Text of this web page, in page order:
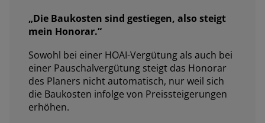
„Die Baukosten sind gestiegen, also steigt
mein Honorar.“
Sowohl bei einer HOAI-Vergütung als auch bei
einer Pauschalvergütung steigt das Honorar
des Planers nicht automatisch, nur weil sich
die Baukosten infolge von Preissteigerungen
erhöhen.